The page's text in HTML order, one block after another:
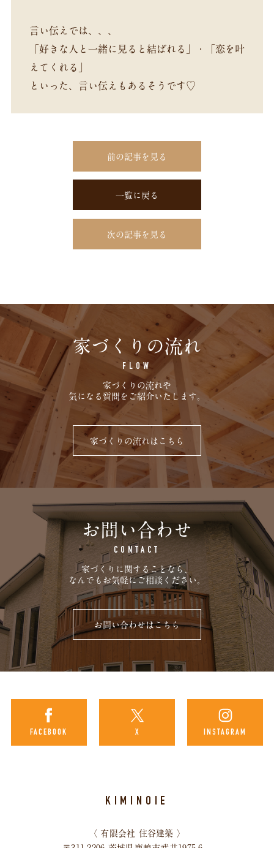
言い伝えでは、、、
「好きな人と一緒に見ると結ばれる」・「恋を叶
えてくれる」
といった、言い伝えもあるそうです♡
前の記事を見る
一覧に戻る
次の記事を見る
家づくりの流れ
FLOW
家づくりの流れや
気になる質問をご紹介いたします。
家づくりの流れはこちら
お問い合わせ
CONTACT
家づくりに関することなら、
なんでもお気軽にご相談ください。
お問い合わせはこちら
FACEBOOK X INSTAGRAM
KIMINOIE
〈 有限会社 住谷建築 〉